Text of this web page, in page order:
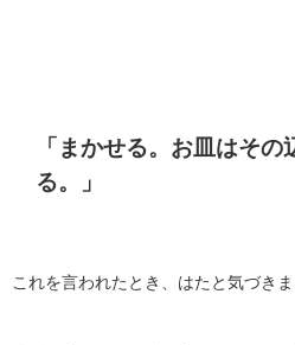
「 まかせる。 お皿はその
る。」
これを言われたとき、はたと気づきま